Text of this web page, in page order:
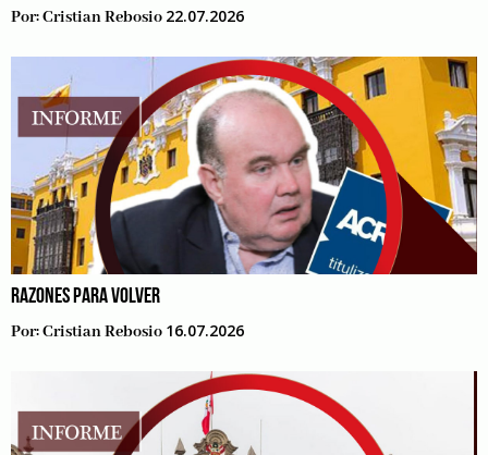
Por:Cristian Rebosio 22.07.2026
RAZONES PARA VOLVER
Por:Cristian Rebosio 16.07.2026